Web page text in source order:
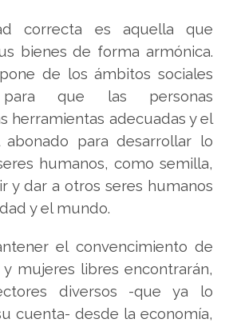
correcta es aquella que
bienes de forma armónica.
de los ámbitos sociales
para que las personas
herramientas adecuadas y el
abonado para desarrollar lo
humanos, como semilla,
y dar a otros seres humanos
y el mundo.
el convencimiento de
mujeres libres encontrarán,
diversos -que ya lo
cuenta- desde la economía,